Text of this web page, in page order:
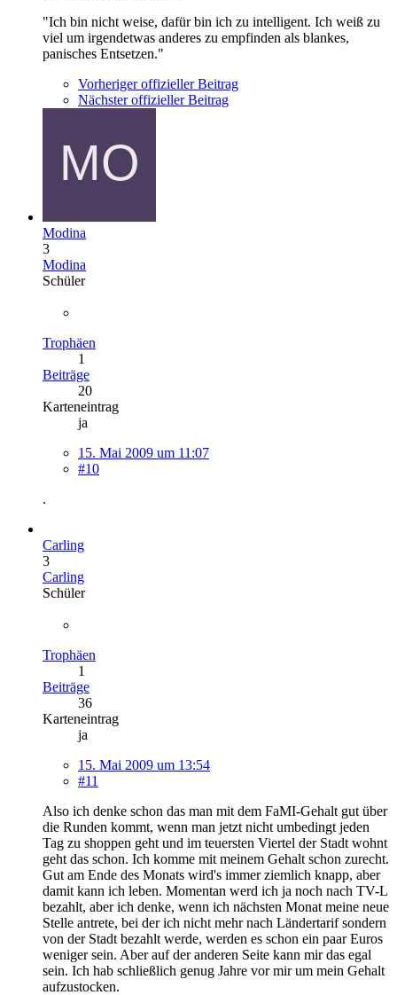
"Ich bin nicht weise, dafür bin ich zu intelligent. Ich weiß zu
viel um irgendetwas anderes zu empfinden als blankes,
panisches Entsetzen."
Vorheriger offizieller Beitrag
Nächster offizieller Beitrag
Modina
3
Modina
Schüler
Trophäen
1
Beiträge
20
Karteneintrag
ja
15. Mai 2009 um 11:07
#10
.
Carling
3
Carling
Schüler
Trophäen
1
Beiträge
36
Karteneintrag
ja
15. Mai 2009 um 13:54
#11
Also ich denke schon das man mit dem FaMI-Gehalt gut über
die Runden kommt, wenn man jetzt nicht umbedingt jeden
Tag zu shoppen geht und im teuersten Viertel der Stadt wohnt
geht das schon. Ich komme mit meinem Gehalt schon zurecht.
Gut am Ende des Monats wird's immer ziemlich knapp, aber
damit kann ich leben. Momentan werd ich ja noch nach TV-L
bezahlt, aber ich denke, wenn ich nächsten Monat meine neue
Stelle antrete, bei der ich nicht mehr nach Ländertarif sondern
von der Stadt bezahlt werde, werden es schon ein paar Euros
weniger sein. Aber auf der anderen Seite kann mir das egal
sein. Ich hab schließlich genug Jahre vor mir um mein Gehalt
aufzustocken.